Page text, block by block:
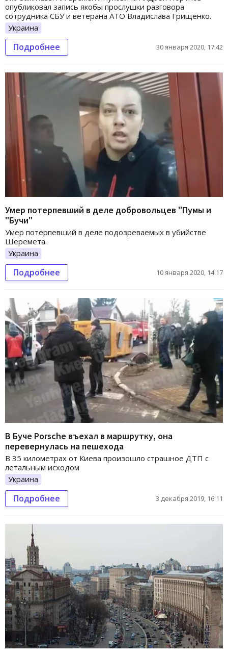
опубликовал запись якобы прослушки разговора
сотрудника СБУ и ветерана АТО Владислава Грищенко.
Украина
Подробнее 30 января 2020, 17:42
Умер потерпевший в деле добровольцев "Пумы и
"Бучи"
Умер потерпевший в деле подозреваемых в убийстве
Шеремета.
Украина
Подробнее 10 января 2020, 14:17
В Буче Porsche въехал в маршрутку, она
перевернулась на пешехода
В 35 километрах от Киева произошло страшное ДТП с
летальным исходом
Украина
Подробнее 3 декабря 2019, 16:11